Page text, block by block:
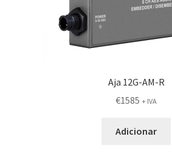
Aja 12G-AM-R
€1585 + IVA
Adicionar